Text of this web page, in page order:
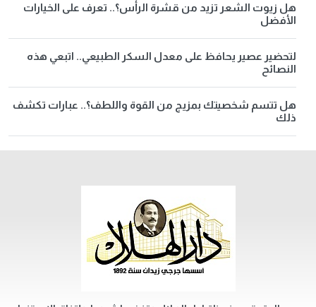
هل زيوت الشعر تزيد من قشرة الرأس؟.. تعرف على الخيارات
الأفضل
لتحضير عصير يحافظ على معدل السكر الطبيعي.. اتبعي هذه
النصائح
هل تتسم شخصيتك بمزيج من القوة واللطف؟.. عبارات تكشف
ذلك